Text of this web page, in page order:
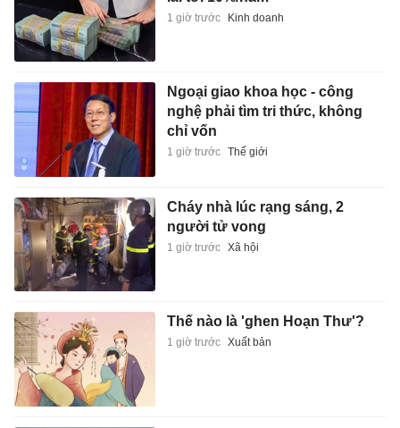
1 giờ trước Kinh doanh
Ngoại giao khoa học - công
nghệ phải tìm tri thức, không
chỉ vốn
1 giờ trước Thế giới
Cháy nhà lúc rạng sáng, 2
người tử vong
1 giờ trước Xã hội
Thế nào là 'ghen Hoạn Thư'?
1 giờ trước Xuất bản